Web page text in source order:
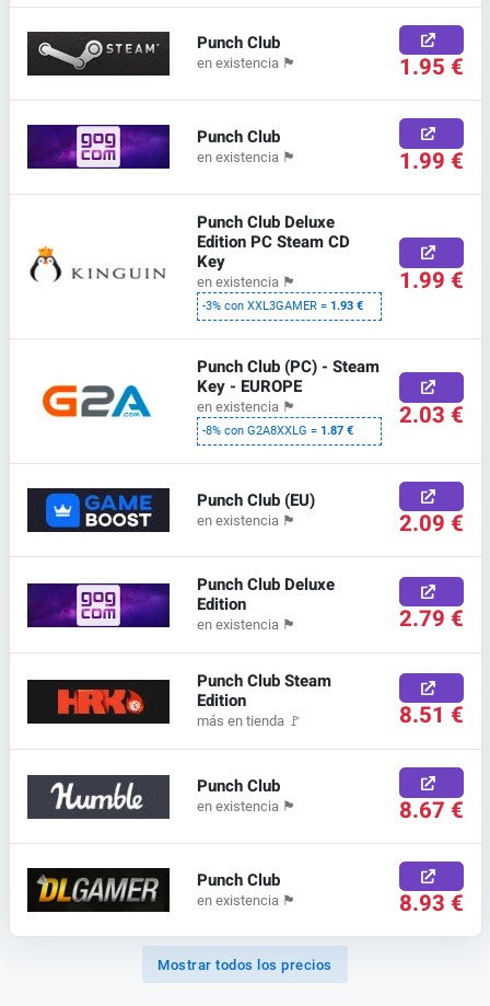
Punch Club
en existencia 🏴 1.95 €
Punch Club
en existencia 🏴 1.99 €
Punch Club Deluxe
Edition PC Steam CD
Key
en existencia 🏴
-3% con XXL3GAMER =1.93 €
1.99 €
Punch Club (PC) - Steam
Key - EUROPE
en existencia 🏴
-8% con G2A8XXLG =1.87 € 2.03 €
Punch Club (EU)
en existencia 🏴 2.09 €
Punch Club Deluxe
Edition
en existencia 🏴 2.79 €
Punch Club Steam
Edition
más en tienda 🚩 8.51 €
Punch Club
en existencia 🏴 8.67 €
Punch Club
en existencia 🏴 8.93 €
Mostrar todos los precios